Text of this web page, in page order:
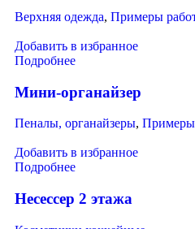
Верхняя одежда, Примеры
Добавить в избранное
Подробнее
Мини-органайзер
Пеналы, органайзеры, Примеры
Добавить в избранное
Подробнее
Несессер 2 этажа